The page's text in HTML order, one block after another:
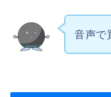
音声で